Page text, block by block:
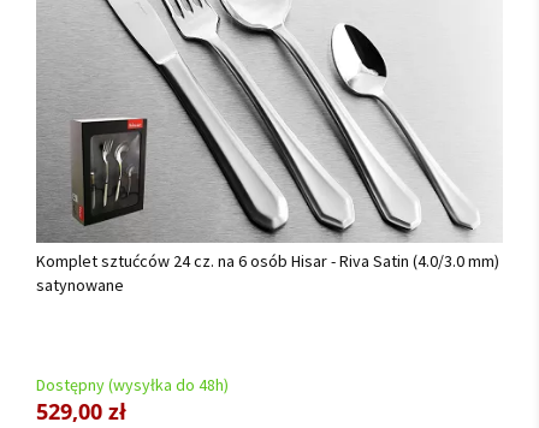
Komplet sztućców 24 cz. na 6 osób Hisar - Riva Satin (4.0/3.0 mm)
satynowane
Dostępny (wysyłka do 48h)
529,00 zł